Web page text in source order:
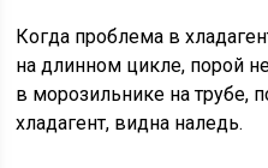
Когда проблема в
на длинном цикле, порой
в морозильнике на трубе,
хладагент, видна наледь.